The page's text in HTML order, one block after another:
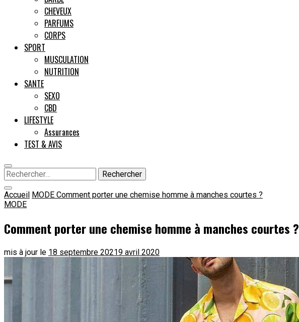
CHEVEUX
PARFUMS
CORPS
SPORT
MUSCULATION
NUTRITION
SANTE
SEXO
CBD
LIFESTYLE
Assurances
TEST & AVIS
Rechercher :
Accueil MODE Comment porter une chemise homme à manches courtes ?
MODE
Comment porter une chemise homme à manches courtes ?
mis à jour le 18 septembre 20219 avril 2020